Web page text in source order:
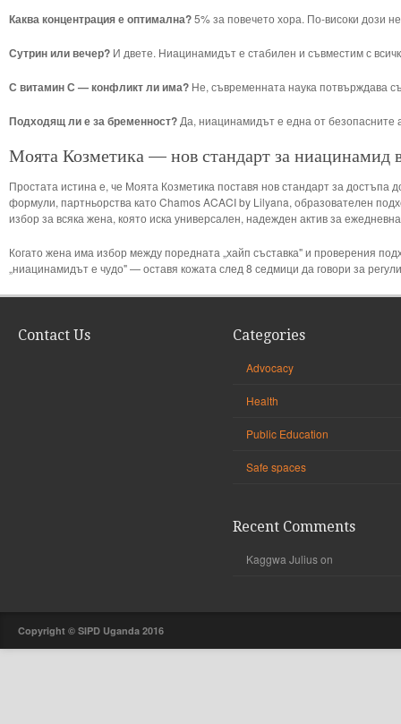
Каква концентрация е оптимална?5% за повечето хора. По-високи дози
Сутрин или вечер? И двете. Ниацинамидът е стабилен и съвместим с
С витамин С — конфликт ли има? Не, съвременната наука потвърждава
Подходящ ли е за бременност? Да, ниацинамидът е една от безопасните
Моята Козметика — нов стандарт за ниацинамид
Простата истина е, че Моята Козметика поставя нов стандарт за
формули, партньорства като Chamos ACACI by Lilyana, образователен
избор за всяка жена, която иска универсален, надежден актив за
Когато жена има избор между поредната „хайп съставка" и проверения
„ниацинамидът е чудо" — оставя кожата след 8 седмици да говори за
Contact Us Categories
Advocacy
Health
Public Education
Safe spaces
Recent Comments
Kaggwa Juliuson
Copyright © SIPD Uganda 2016